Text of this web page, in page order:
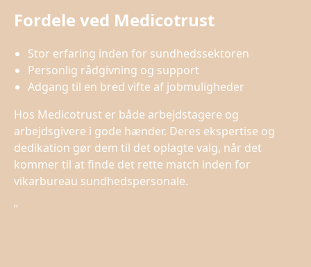
Fordele ved Medicotrust
Stor erfaring inden for sundhedssektoren
Personlig rådgivning og support
Adgang til en bred vifte af jobmuligheder
Hos Medicotrust er både arbejdstagere og
arbejdsgivere i gode hænder. Deres ekspertise og
dedikation gør dem til det oplagte valg, når det
kommer til at finde det rette match inden for
vikarbureau sundhedspersonale.
“